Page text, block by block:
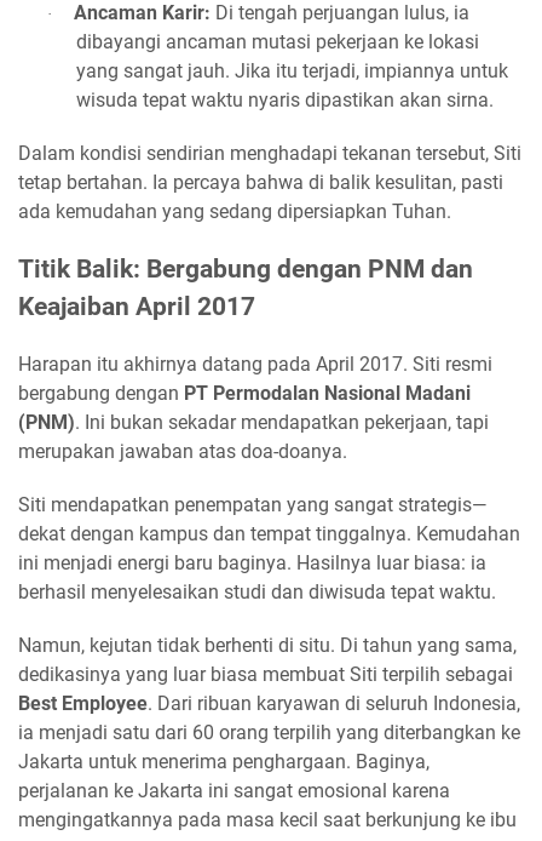
· Ancaman Karir: Di tengah perjuangan lulus, ia
dibayangi ancaman mutasi pekerjaan ke lokasi
yang sangat jauh. Jika itu terjadi, impiannya untuk
wisuda tepat waktu nyaris dipastikan akan sirna.
Dalam kondisi sendirian menghadapi tekanan tersebut, Siti
tetap bertahan. Ia percaya bahwa di balik kesulitan, pasti
ada kemudahan yang sedang dipersiapkan Tuhan.
Titik Balik: Bergabung dengan PNM dan
Keajaiban April 2017
Harapan itu akhirnya datang pada April 2017. Siti resmi
bergabung dengan PT Permodalan Nasional Madani
(PNM). Ini bukan sekadar mendapatkan pekerjaan, tapi
merupakan jawaban atas doa-doanya.
Siti mendapatkan penempatan yang sangat strategis—
dekat dengan kampus dan tempat tinggalnya. Kemudahan
ini menjadi energi baru baginya. Hasilnya luar biasa: ia
berhasil menyelesaikan studi dan diwisuda tepat waktu.
Namun, kejutan tidak berhenti di situ. Di tahun yang sama,
dedikasinya yang luar biasa membuat Siti terpilih sebagai
Best Employee. Dari ribuan karyawan di seluruh Indonesia,
ia menjadi satu dari 60 orang terpilih yang diterbangkan ke
Jakarta untuk menerima penghargaan. Baginya,
perjalanan ke Jakarta ini sangat emosional karena
mengingatkannya pada masa kecil saat berkunjung ke ibu